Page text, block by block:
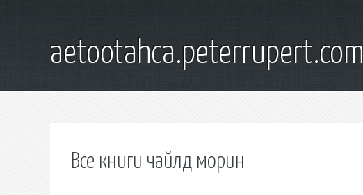
aetootahca.peterrupert.com
Все книги чайлд морин